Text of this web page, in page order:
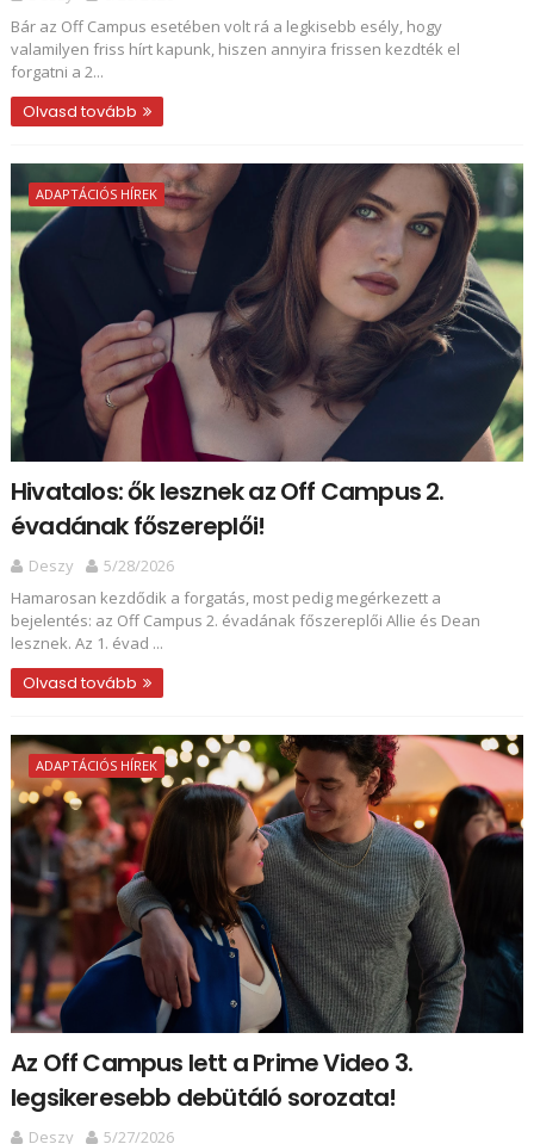
Bár az Off Campus esetében volt rá a legkisebb esély, hogy
valamilyen friss hírt kapunk, hiszen annyira frissen kezdték el
forgatni a 2...
Olvasd tovább
ADAPTÁCIÓS HÍREK
Hivatalos: ők lesznek az Off Campus 2.
évadának főszereplői!
Deszy
5/28/2026
Hamarosan kezdődik a forgatás, most pedig megérkezett a
bejelentés: az Off Campus 2. évadának főszereplői Allie és Dean
lesznek. Az 1. évad ...
Olvasd tovább
ADAPTÁCIÓS HÍREK
Az Off Campus lett a Prime Video 3.
legsikeresebb debütáló sorozata!
Deszy
5/27/2026